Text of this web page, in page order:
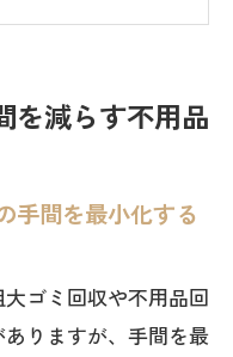
サービスの選び方
ストーブを安全に
用したストーブ
品回収を進める方
を減らす不用品
手間を最小化する
ゴミ回収や不用品回
りますが、手間を最